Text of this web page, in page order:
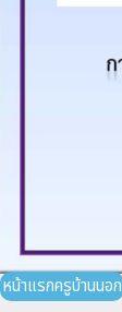
หน้าแรกครูบ้านนอก